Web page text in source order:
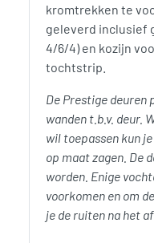
kromtrekken te
geleverd inclusief
4/6/4) en kozijn
tochtstrip.
De Prestige deuren
wanden t.b.v. deur.
wil toepassen kun
op maat zagen. De
worden. Enige
voorkomen en om
je de ruiten na het